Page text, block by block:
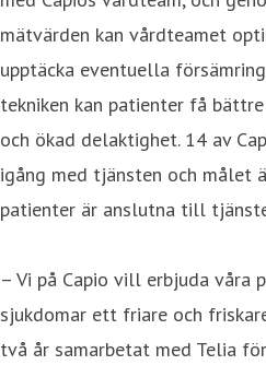
mätvärden kan vårdteamet
upptäcka eventuella
tekniken kan patienter få
och ökad delaktighet. 14 av
igång med tjänsten och målet
patienter är anslutna till
– Vi på Capio vill erbjuda våra
sjukdomar ett friare och
två år samarbetat med Telia